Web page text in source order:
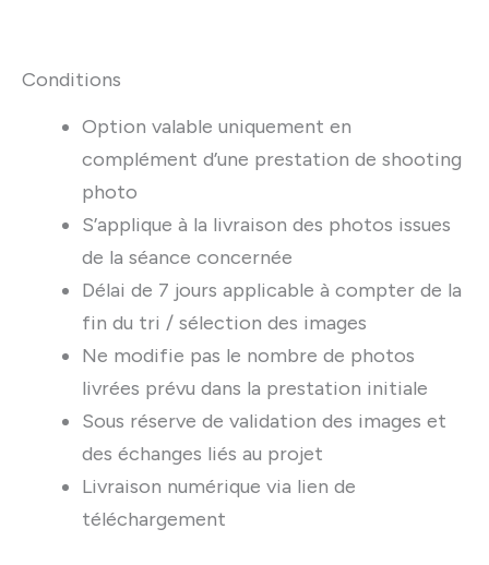
Conditions
Option valable uniquement en
complément d’une prestation de shooting
photo
S’applique à la livraison des photos issues
de la séance concernée
Délai de 7 jours applicable à compter de la
fin du tri / sélection des images
Ne modifie pas le nombre de photos
livrées prévu dans la prestation initiale
Sous réserve de validation des images et
des échanges liés au projet
Livraison numérique via lien de
téléchargement